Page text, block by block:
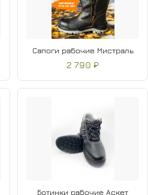
Сапоги рабочие Мистраль
2 790 ₽
Ботинки рабочие Аскет